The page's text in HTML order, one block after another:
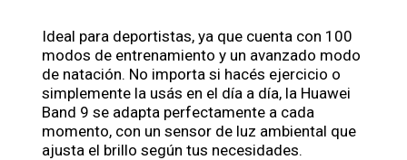
Ideal para deportistas, ya que cuenta con 100
modos de entrenamiento y un avanzado modo
de natación. No importa si hacés ejercicio o
simplemente la usás en el día a día, la Huawei
Band 9 se adapta perfectamente a cada
momento, con un sensor de luz ambiental que
ajusta el brillo según tus necesidades.